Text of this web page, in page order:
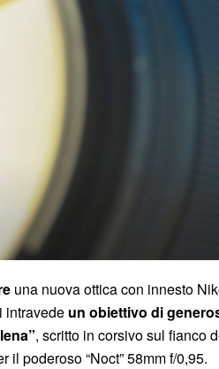
una nuova ottica con innesto
intravede un obiettivo di
, scritto in corsivo sul fianco
poderoso “Noct” 58mm f/0,95.